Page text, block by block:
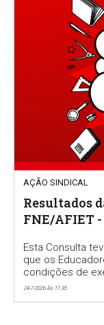
AÇÃO SINDICAL
Resultados
FNE/AFIET
Esta Consulta
que os
condições de
24-7-2026 Às 11:35